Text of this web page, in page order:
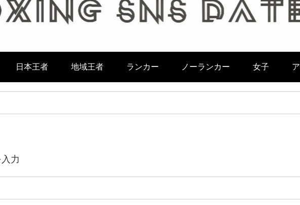
日本王者 地域王者 ランカー ノーランカー 女子
力